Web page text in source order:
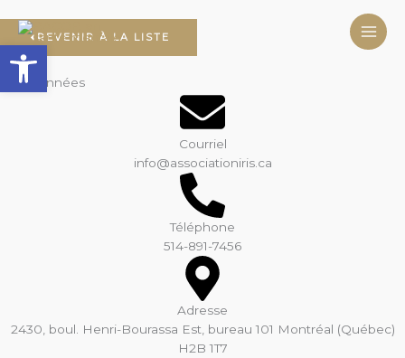
contenu
REVENIR À LA LISTE
Coordonnées
Courriel
info@associationiris.ca
Téléphone
514-891-7456
Adresse
2430, boul. Henri-Bourassa Est, bureau 101 Montréal (Québec)
H2B 1T7
Ouvrir la barre d’outils